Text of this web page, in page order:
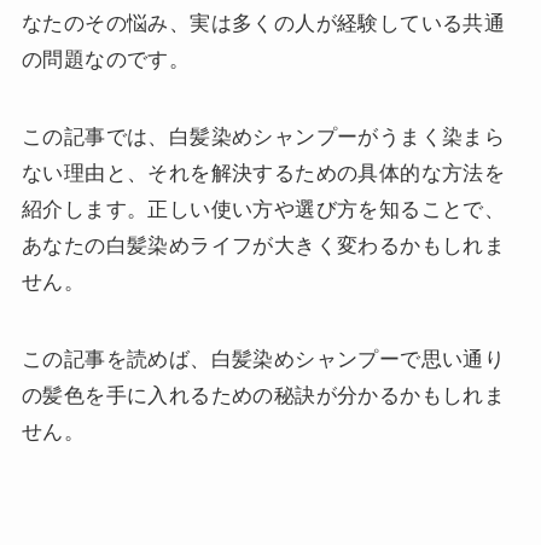
なたのその悩み、実は多くの人が経験している共通
の問題なのです。
この記事では、白髪染めシャンプーがうまく染まら
ない理由と、それを解決するための具体的な方法を
紹介します。正しい使い方や選び方を知ることで、
あなたの白髪染めライフが大きく変わるかもしれま
せん。
この記事を読めば、白髪染めシャンプーで思い通り
の髪色を手に入れるための秘訣が分かるかもしれま
せん。